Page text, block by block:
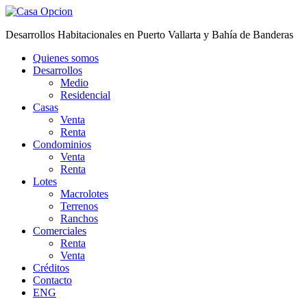
Desarrollos Habitacionales en Puerto Vallarta y Bahía de Banderas
Quienes somos
Desarrollos
Medio
Residencial
Casas
Venta
Renta
Condominios
Venta
Renta
Lotes
Macrolotes
Terrenos
Ranchos
Comerciales
Renta
Venta
Créditos
Contacto
ENG